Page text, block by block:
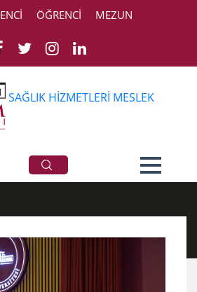
ÖĞRENCİ MEZUN
SAĞLIK HİZMETLERİ MESLEK